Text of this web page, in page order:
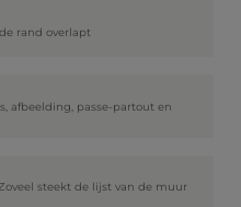
rand overlapt
afbeelding, passe-partout en
steekt de lijst van de muur